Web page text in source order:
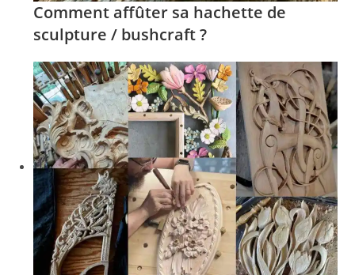
Comment affûter sa hachette de
sculpture / bushcraft ?